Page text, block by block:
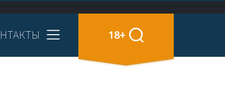
18+